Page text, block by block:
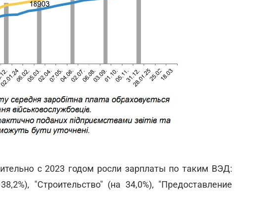
с 2023 годом росли зарплаты по таким ВЭД:
"Строительство" (на 34,0%), "Предоставление